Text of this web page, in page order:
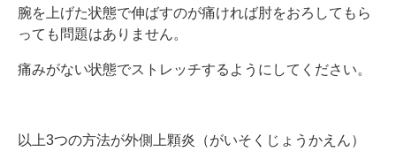
腕を上げた状態で伸ばすのが痛ければ肘をおろしてもら
っても問題はありません。
痛みがない状態でストレッチするようにしてください。
以上3つの方法が外側上顆炎（がいそくじょうかえん）